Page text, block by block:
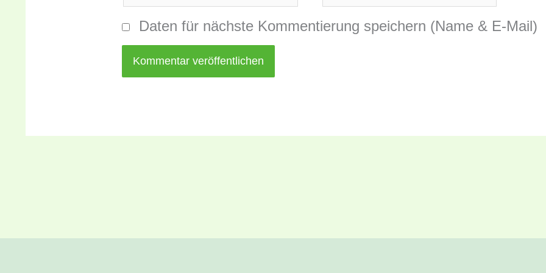
Adresse*
Daten für nächste Kommentierung speichern (Name & E-Mail)